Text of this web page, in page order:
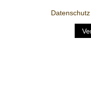
Datenschutz